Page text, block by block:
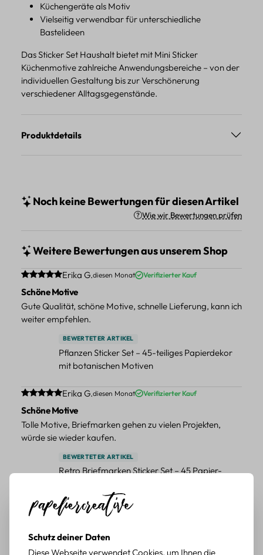
Küchengeräte als Motiv
Vielseitig verwendbar für unterschiedliche
Bastelideen
Das Sticker Set Haushalt bietet mit Mini Sticker
Küchenmotive zahlreiche Anwendungsbereiche – von der
individuellen Gestaltung bis zur Verschönerung
verschiedener Alltagsgegenstände.
Produktdetails
Noch keine Bewertungen für diesen Artikel
Wie wir Bewertungen prüfen
Weitere Bewertungen aus unserem Shop
Durchschnittliche Bewertung von 5 von 5 Sternen
Erika G.diesen Monat Verifizierter Kauf
Schöne Motive
Gute Qualität, schöne Motive, schnelle Lieferung, kann ich
weiter empfehlen.
BEWERTETER ARTIKEL
Pflanzen Sticker Set – 45-teiliges Papierdekor
mit botanischen Motiven
Durchschnittliche Bewertung von 5 von 5 Sternen
Erika G.diesen Monat Verifizierter Kauf
Schöne Motive
Tolle Motive, Briefmarken gehen zu vielen Projekten,
würde sie wieder kaufen.
BEWERTETER ARTIKEL
Retro Briefmarken Sticker Set – 45 Papier-
Durchschnittliche Bewertung von 5 von 5 Sternen
Erika G.diesen Monat
Die Sticker passen gut zu meinen Büchern, würde sie
Schutz deiner Daten
Diese Webseite verwendet Cookies, um Ihnen die